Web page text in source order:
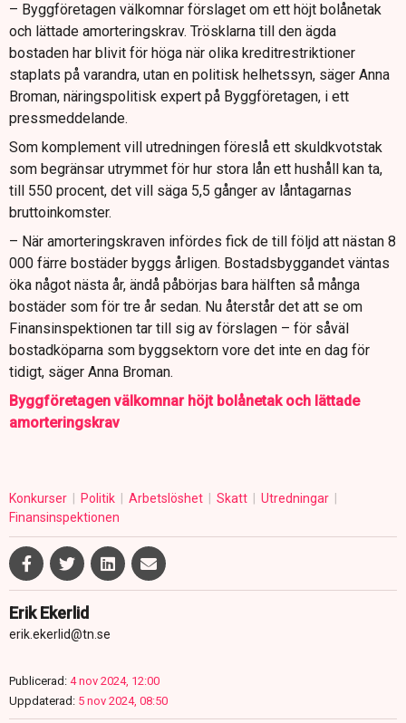
– Byggföretagen välkomnar förslaget om ett höjt bolånetak
och lättade amorteringskrav. Trösklarna till den ägda
bostaden har blivit för höga när olika kreditrestriktioner
staplats på varandra, utan en politisk helhetssyn, säger Anna
Broman, näringspolitisk expert på Byggföretagen, i ett
pressmeddelande.
Som komplement vill utredningen föreslå ett skuldkvotstak
som begränsar utrymmet för hur stora lån ett hushåll kan ta,
till 550 procent, det vill säga 5,5 gånger av låntagarnas
bruttoinkomster.
– När amorteringskraven infördes fick de till följd att nästan 8
000 färre bostäder byggs årligen. Bostadsbyggandet väntas
öka något nästa år, ändå påbörjas bara hälften så många
bostäder som för tre år sedan. Nu återstår det att se om
Finansinspektionen tar till sig av förslagen – för såväl
bostadköparna som byggsektorn vore det inte en dag för
tidigt, säger Anna Broman.
Bygg­företagen välkomnar höjt bolånetak och lättade
amorteringskrav
Konkurser Politik Arbetslöshet Skatt
Utredningar
Finansinspektionen
Erik Ekerlid
erik.ekerlid@tn.se
Publicerad: 4 nov 2024, 12:00
Uppdaterad: 5 nov 2024, 08:50